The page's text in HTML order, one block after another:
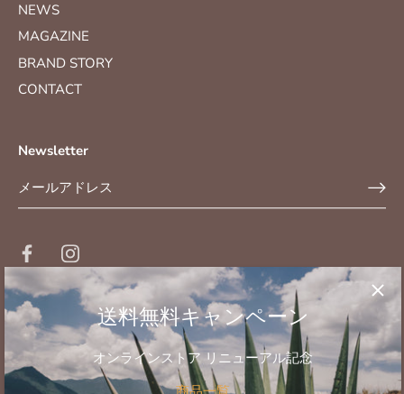
送料無料キャンペーン
オンラインストア リニューアル記念
NEWS
MAGAZINE
BRAND STORY
CONTACT
Newsletter
プライバシーポリシー 利用規約
特定商取引法に基づく表記
酒類販売管理者標識